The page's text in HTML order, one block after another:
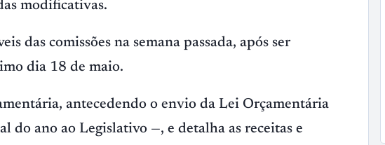
modificativas.
das comissões na semana passada, após ser
dia 18 de maio.
antecedendo o envio da Lei Orçamentária
do ano ao Legislativo —, e detalha as receitas e